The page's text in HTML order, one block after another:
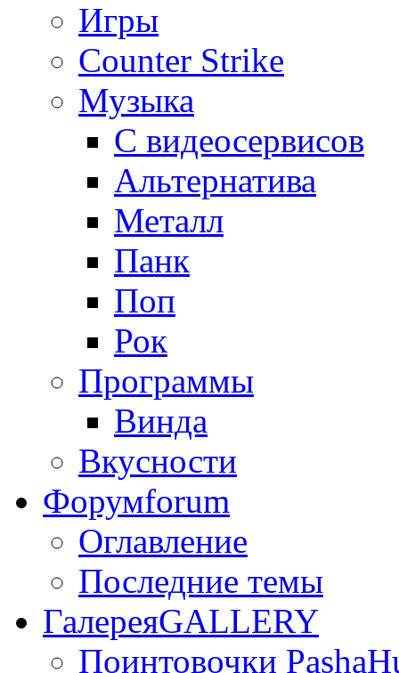
Игры
Counter Strike
Музыка
С видеосервисов
Альтернатива
Металл
Панк
Поп
Рок
Программы
Винда
Вкусности
Форумforum
Оглавление
Последние темы
ГалереяGALLERY
Поинтовочки